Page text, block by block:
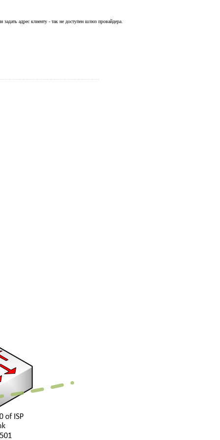
адрес клиенту - так не доступен шлюз провайдера.